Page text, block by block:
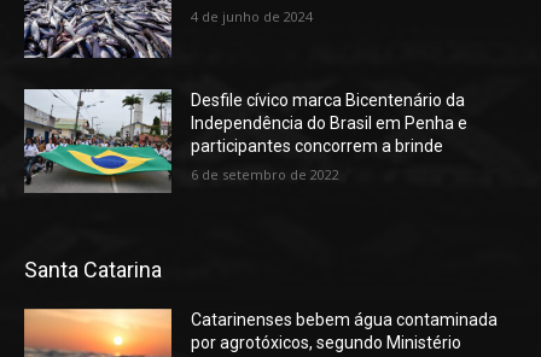
4 de junho de 2024
Desfile cívico marca Bicentenário da
Independência do Brasil em Penha e
participantes concorrem a brinde
6 de setembro de 2022
Santa Catarina
Catarinenses bebem água contaminada
por agrotóxicos, segundo Ministério